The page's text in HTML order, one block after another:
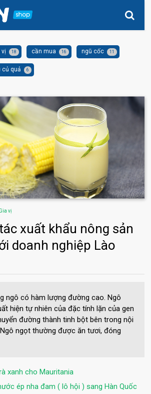
vị 18 cần mua 16 ngũ cốc 11
củ quả 6
vị
xuất khẩu nông sản
doanh nghiệp Lào
ngô có hàm lượng đường cao. Ngô
hiện tự nhiên của đặc tính lặn của gen
đường thành tinh bột bên trong nội
ngọt thường được ăn tươi, đóng
xanh cho Mauritania
ép nha đam ( lô hội ) sang Hàn Quốc